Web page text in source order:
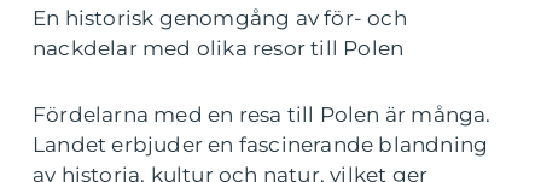
En historisk genomgång av för- och
nackdelar med olika resor till Polen
Fördelarna med en resa till Polen är många.
Landet erbjuder en fascinerande blandning
av historia, kultur och natur, vilket ger